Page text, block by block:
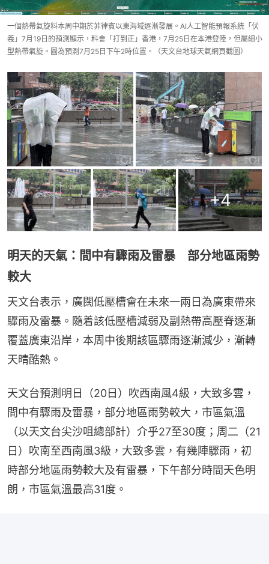
一個熱帶氣旋料本周中期於菲律賓以東海域逐漸發展。AI人工智能預報系統「伏
羲」7月19日的預測顯示，料會「打到正」香港，7月25日在本港登陸，但屬細小
型熱帶氣旋。圖為預測7月25日下午2時位置。（天文台地球天氣網頁截圖）
+4
明天的天氣：間中有驟雨及雷暴 部分地區雨勢
較大
天文台表示，廣闊低壓槽會在未來一兩日為廣東帶來
驟雨及雷暴。隨着該低壓槽減弱及副熱帶高壓脊逐漸
覆蓋廣東沿岸，本周中後期該區驟雨逐漸減少，漸轉
天晴酷熱。
天文台預測明日（20日）吹西南風4級，大致多雲，
間中有驟雨及雷暴，部分地區雨勢較大，市區氣溫
（以天文台尖沙咀總部計）介乎27至30度；周二（21
日）吹南至西南風3級，大致多雲，有幾陣驟雨，初
時部分地區雨勢較大及有雷暴，下午部分時間天色明
朗，市區氣溫最高31度。